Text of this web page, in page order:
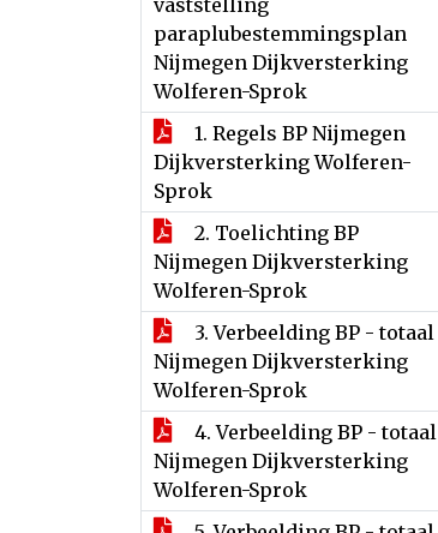
vaststelling
paraplubestemmingsplan
Nijmegen Dijkversterking
Wolferen-Sprok
1. Regels BP Nijmegen
Dijkversterking Wolferen-
Sprok
2. Toelichting BP
Nijmegen Dijkversterking
Wolferen-Sprok
3. Verbeelding BP - totaal
Nijmegen Dijkversterking
Wolferen-Sprok
4. Verbeelding BP - totaal
Nijmegen Dijkversterking
Wolferen-Sprok